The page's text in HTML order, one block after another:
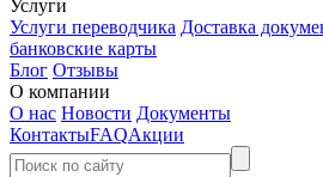
Услуги
Услуги переводчика Доставка
банковские карты
Блог Отзывы
О компании
О нас Новости Документы
КонтактыFAQАкции